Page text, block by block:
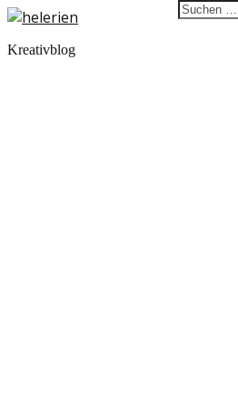
Kreativblog